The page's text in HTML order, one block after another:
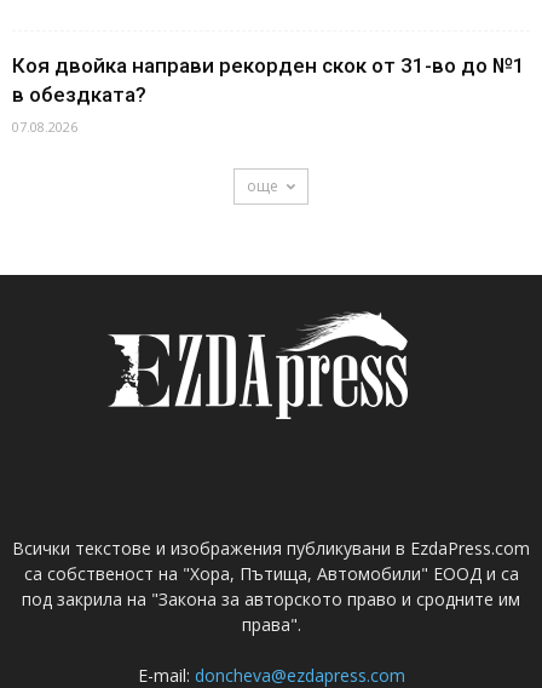
Коя двойка направи рекорден скок от 31-во до №1
в обездката?
07.08.2026
още
Всички текстове и изображения публикувани в EzdaPress.com
са собственост на "Хора, Пътища, Автомобили" ЕООД и са
под закрила на "Закона за авторското право и сродните им
права".
E-mail: doncheva@ezdapress.com